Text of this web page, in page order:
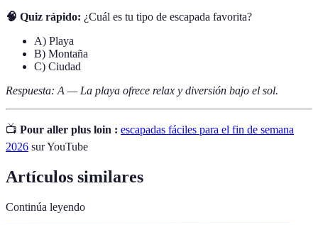
🧠 Quiz rápido: ¿Cuál es tu tipo de escapada favorita?
A) Playa
B) Montaña
C) Ciudad
Respuesta: A — La playa ofrece relax y diversión bajo el sol.
📺 Pour aller plus loin : escapadas fáciles para el fin de semana
2026 sur YouTube
Artículos similares
Continúa leyendo